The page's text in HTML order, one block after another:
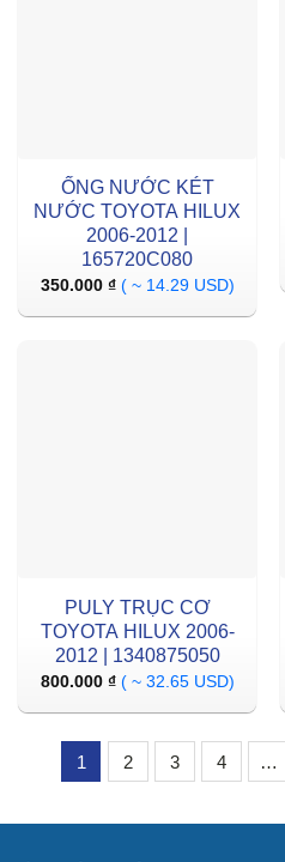
ỐNG NƯỚC KÉT
NƯỚC TOYOTA HILUX
2006-2012 |
165720C080
350.000 ₫ ( ~ 14.29 USD)
PULY TRỤC CƠ
TOYOTA HILUX 2006-
2012 | 1340875050
800.000 ₫ ( ~ 32.65 USD)
1 2 3 4 …